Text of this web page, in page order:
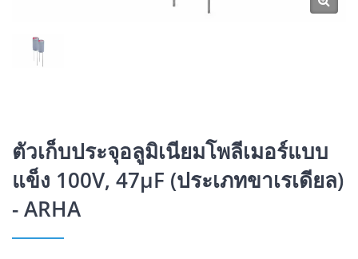
ตัวเก็บประจุอลูมิเนียมโพลีเมอร์แบบ
แข็ง 100V, 47μF (ประเภทขาเรเดียล)
- ARHA